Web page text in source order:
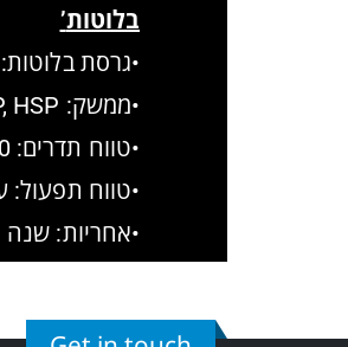
בלוטות’
•גרסת בלוטות: 5
•ממשק: A2DP, AVRCP, HFP, HSP
•טווח תדרים: 20 – 20 000 Hz
•טווח תפעול: עד 10
•אחריות: שנה